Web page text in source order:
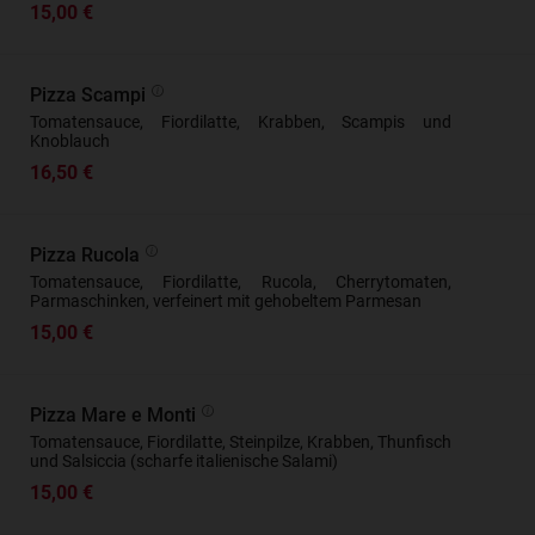
15,00 €
Pizza Scampi
Tomatensauce, Fiordilatte, Krabben, Scampis und
Knoblauch
16,50 €
Pizza Rucola
Tomatensauce, Fiordilatte, Rucola, Cherrytomaten,
Parmaschinken, verfeinert mit gehobeltem Parmesan
15,00 €
Pizza Mare e Monti
Tomatensauce, Fiordilatte, Steinpilze, Krabben, Thunfisch
und Salsiccia (scharfe italienische Salami)
15,00 €